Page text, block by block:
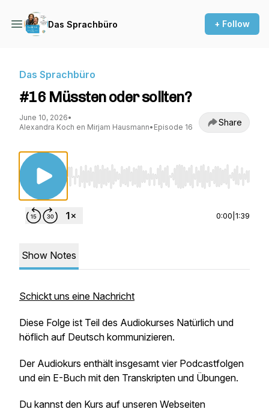
Das Sprachbüro + Follow
Das Sprachbüro
#16 Müssten oder sollten?
June 10, 2026•
Alexandra Koch en Mirjam Hausmann• Episode 16 Share
Use Left/Right to seek, Home/End to jump
0:00 1:39
Show Notes
Schickt uns eine Nachricht
Diese Folge ist Teil des Audiokurses Natürlich und
höflich auf Deutsch kommunizieren.
Der Audiokurs enthält insgesamt vier Podcastfolgen
und ein E-Buch mit den Transkripten und Übungen.
Du kannst den Kurs auf unseren Webseiten